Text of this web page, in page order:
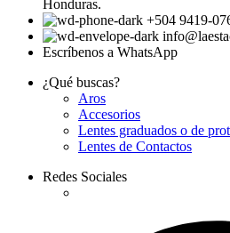
Honduras.
+504 9419-
Escríbenos a WhatsApp
¿Qué buscas?
Aros
Accesorios
Lentes graduados o de
Lentes de Contactos
Redes Sociales